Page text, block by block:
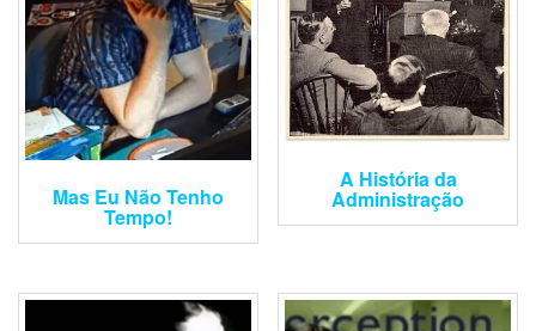
Mas Eu Não Tenho
Tempo!
A História da
Administração